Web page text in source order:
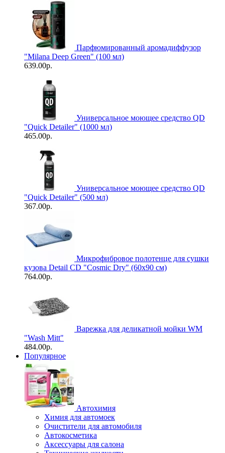
Парфюмированный аромадиффузор
"Milana Deep Green" (100 мл)
639.00р.
Универсальное моющее средство QD
"Quick Detailer" (1000 мл)
465.00р.
Универсальное моющее средство QD
"Quick Detailer" (500 мл)
367.00р.
Микрофибровое полотенце для сушки
кузова Detail CD "Cosmic Dry" (60х90 см)
764.00р.
Варежка для деликатной мойки WM
"Wash Mitt"
484.00р.
Популярное
Автохимия
Химия для автомоек
Очистители для автомобиля
Автокосметика
Аксессуары для салона